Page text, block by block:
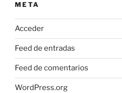
META
Acceder
Feed de entradas
Feed de comentarios
WordPress.org